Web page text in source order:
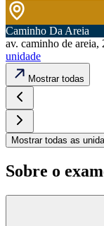
Caminho Da Areia
av. caminho de
unidade
Mostrar todas
Mostrar todas as
Sobre o